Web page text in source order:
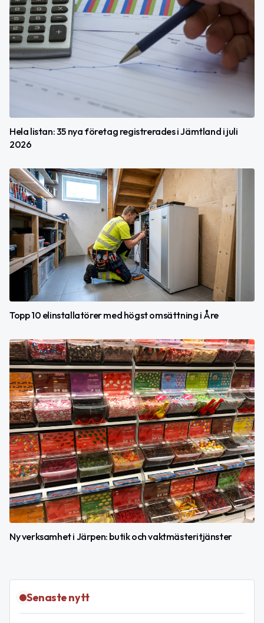
Hela listan: 35 nya företag registrerades i Jämtland i juli
2026
Topp 10 elinstallatörer med högst omsättning i Åre
Ny verksamhet i Järpen: butik och vaktmästeritjänster
Senaste nytt